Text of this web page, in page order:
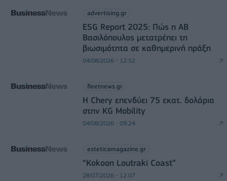
advertising.gr
ESG Report 2025: Πώς η ΑΒ
Βασιλόπουλος μετατρέπει τη
βιωσιμότητα σε καθημερινή πράξη
04/08/2026 - 12:52
fleetnews.gr
Η Chery επενδύει 75 εκατ. δολάρια
στην KG Mobility
04/08/2026 - 09:24
esteticamagazine.gr
“Kokoon Loutraki Coast”
28/07/2026 - 12:07